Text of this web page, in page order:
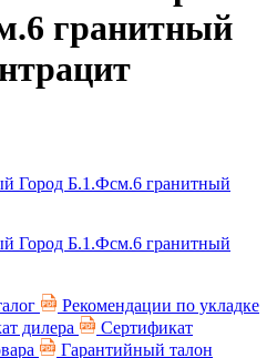
гранитный
Рекомендации по укладке
дилера
Сертификат
Гарантийный талон